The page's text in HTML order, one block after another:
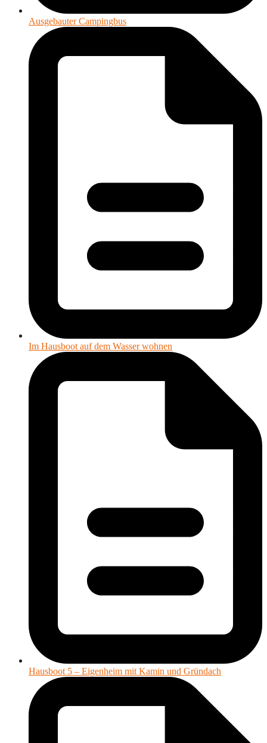
Ausgebauter Campingbus
Im Hausboot auf dem Wasser wohnen
Hausboot 5 – Eigenheim mit Kamin und Gründach